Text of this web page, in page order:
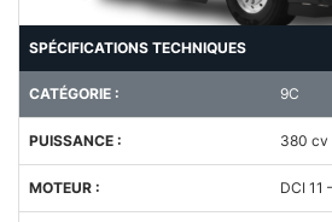
SPÉCIFICATIONS TECHNIQUES
CATÉGORIE : 9C
PUISSANCE : 380 cv
MOTEUR : DCI 11